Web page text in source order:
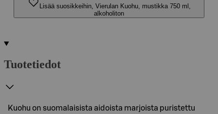
Lisää suosikkeihin, Vierulan Kuohu, mustikka 750 ml,
alkoholiton
Tuotetiedot
Kuohu on suomalaisista aidoista marjoista puristettu